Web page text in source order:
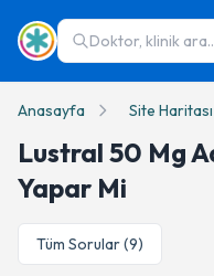
Doktor, klinik
Anasayfa Site Haritası
Lustral 50 Mg
Yapar Mi
Tüm Sorular (9)